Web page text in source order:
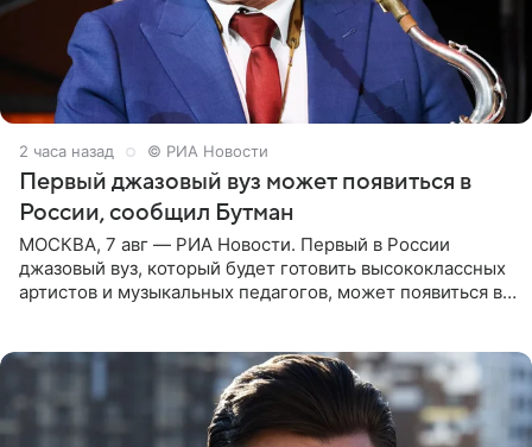
2 часа назад © РИА Новости
Первый джазовый вуз может появиться в
России, сообщил Бутман
МОСКВА, 7 авг — РИА Новости. Первый в России
джазовый вуз, который будет готовить высококлассных
артистов и музыкальных педагогов, может появиться в